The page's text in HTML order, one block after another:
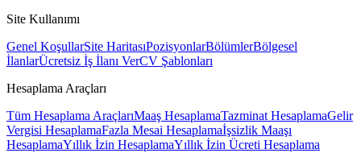
Site Kullanımı
Genel KoşullarSite HaritasıPozisyonlarBölümlerBölgesel
İlanlarÜcretsiz İş İlanı VerCV Şablonları
Hesaplama Araçları
Tüm Hesaplama AraçlarıMaaş HesaplamaTazminat HesaplamaGelir
Vergisi HesaplamaFazla Mesai Hesaplamaİşsizlik Maaşı
HesaplamaYıllık İzin HesaplamaYıllık İzin Ücreti Hesaplama